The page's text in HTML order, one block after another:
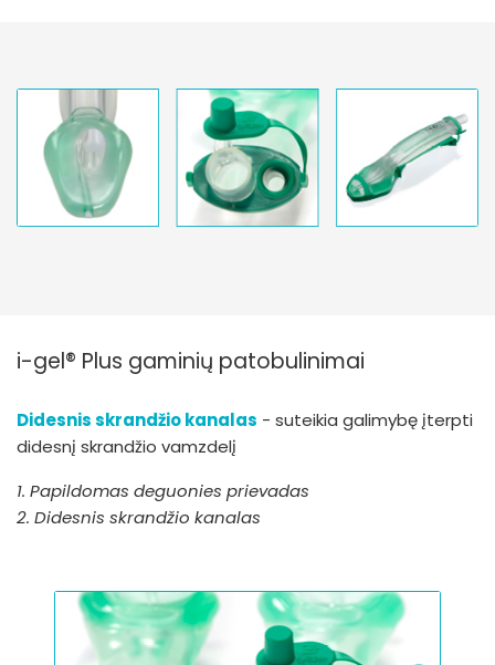
i-gel® Plus gaminių patobulinimai
Didesnis skrandžio kanalas - suteikia galimybę įterpti
didesnį skrandžio vamzdelį
1. Papildomas deguonies prievadas
2. Didesnis skrandžio kanalas